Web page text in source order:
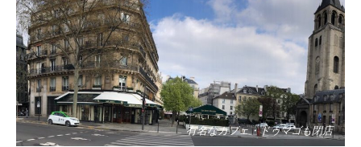
有名なカフェ・ドゥマゴも閉店